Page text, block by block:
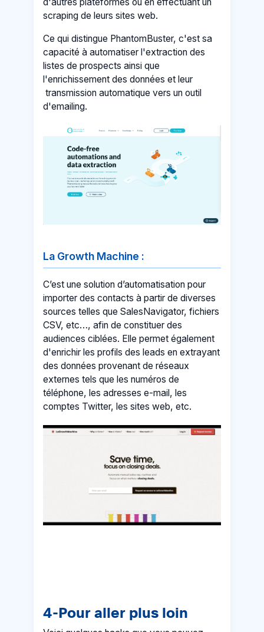
scraping de leurs sites web.
Ce qui distingue PhantomBuster, c'est sa
capacité à automatiser l'extraction des
listes de prospects ainsi que
l'enrichissement des données et leur
transmission automatique vers un outil
d'emailing.
La Growth Machine :
C’est une solution d’automatisation pour
importer des contacts à partir de diverses
sources telles que SalesNavigator, fichiers
CSV, etc…, afin de constituer des
audiences ciblées. Elle permet également
d'enrichir les profils des leads en extrayant
des données provenant de réseaux
externes tels que les numéros de
téléphone, les adresses e-mail, les
comptes Twitter, les sites web, etc.
4-Pour aller plus loin